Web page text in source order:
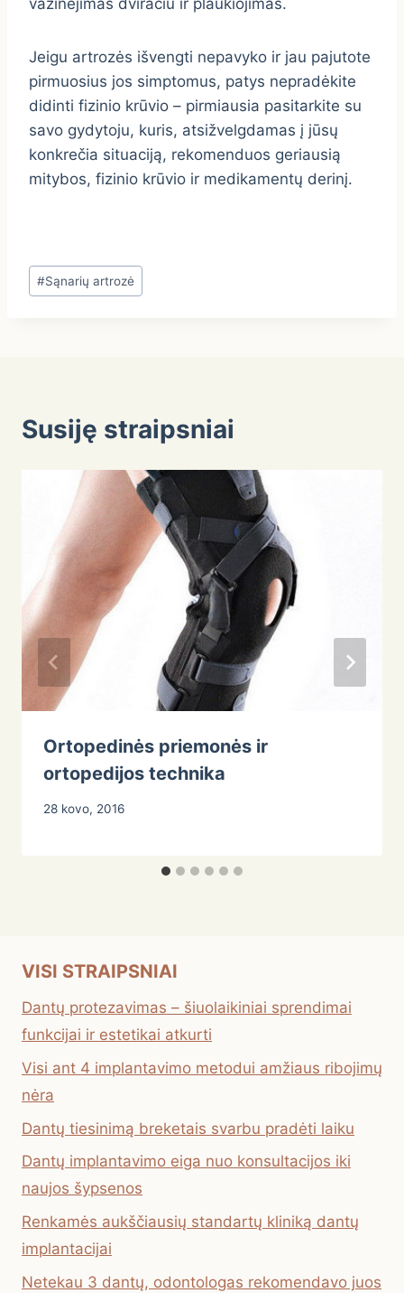
Jeigu artrozės išvengti nepavyko ir jau pajutote
pirmuosius jos simptomus, patys nepradėkite
didinti fizinio krūvio – pirmiausia pasitarkite su
savo gydytoju, kuris, atsižvelgdamas į jūsų
konkrečia situaciją, rekomenduos geriausią
mitybos, fizinio krūvio ir medikamentų derinį.
Post
Tags:
#Sąnarių artrozė
Susiję straipsniai
Ortopedinės priemonės ir
ortopedijos technika
28 kovo, 2016
VISI STRAIPSNIAI
Dantų protezavimas – šiuolaikiniai sprendimai
funkcijai ir estetikai atkurti
Visi ant 4 implantavimo metodui amžiaus ribojimų
nėra
Dantų tiesinimą breketais svarbu pradėti laiku
Dantų implantavimo eiga nuo konsultacijos iki
naujos šypsenos
Renkamės aukščiausių standartų kliniką dantų
implantacijai
Netekau 3 dantų, odontologas rekomendavo juos